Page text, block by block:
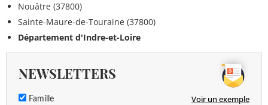
Nouâtre (37800)
Sainte-Maure-de-Touraine (37800)
Département d'Indre-et-Loire
NEWSLETTERS
Famille Voir un exemple